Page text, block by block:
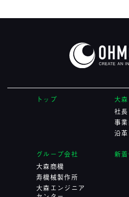
トップ
大
社
事
沿革
グループ会社
大森商機
寿機械製作所
大森エンジニア
新